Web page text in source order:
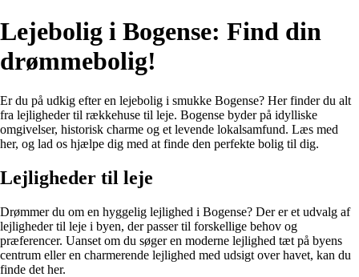
Lejebolig i Bogense: Find din
drømmebolig!
Er du på udkig efter en lejebolig i smukke Bogense? Her finder du alt
fra lejligheder til rækkehuse til leje. Bogense byder på idylliske
omgivelser, historisk charme og et levende lokalsamfund. Læs med
her, og lad os hjælpe dig med at finde den perfekte bolig til dig.
Lejligheder til leje
Drømmer du om en hyggelig lejlighed i Bogense? Der er et udvalg af
lejligheder til leje i byen, der passer til forskellige behov og
præferencer. Uanset om du søger en moderne lejlighed tæt på byens
centrum eller en charmerende lejlighed med udsigt over havet, kan du
finde det her.